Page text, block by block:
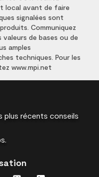
local avant de faire
signalées sont
Communiquez
valeurs de bases ou de
amples
techniques. Pour les
www.mpi.net
plus récents conseils